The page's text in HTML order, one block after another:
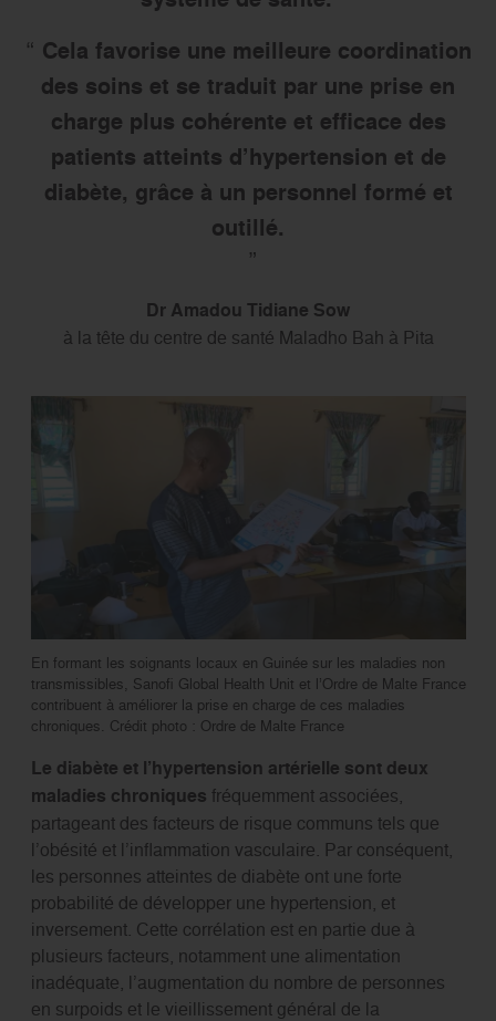
Cela favorise une meilleure coordination
des soins et se traduit par une prise en
charge plus cohérente et efficace des
patients atteints d’hypertension et de
diabète, grâce à un personnel formé et
outillé.
Dr Amadou Tidiane Sow
à la tête du centre de santé Maladho Bah à Pita
En formant les soignants locaux en Guinée sur les maladies non
transmissibles, Sanofi Global Health Unit et l’Ordre de Malte France
contribuent à améliorer la prise en charge de ces maladies
chroniques. Crédit photo : Ordre de Malte France
Le diabète et l’hypertension artérielle sont deux
maladies chroniques fréquemment associées,
partageant des facteurs de risque communs tels que
l’obésité et l’inflammation vasculaire. Par conséquent,
les personnes atteintes de diabète ont une forte
probabilité de développer une hypertension, et
inversement. Cette corrélation est en partie due à
plusieurs facteurs, notamment une alimentation
inadéquate, l’augmentation du nombre de personnes
en surpoids et le vieillissement général de la